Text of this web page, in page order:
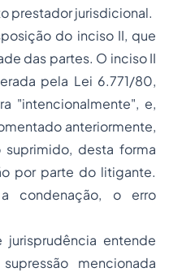
prestador jurisdicional.
do inciso II, que
das partes. O inciso II
pela Lei 6.771/80,
"intencionalmente", e,
anteriormente,
desta forma
por parte do litigante.
condenação, o erro
entende
mencionada